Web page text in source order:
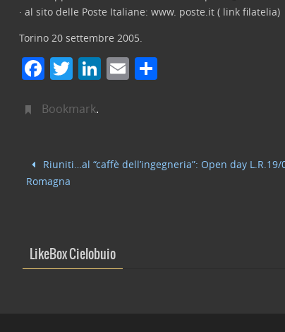
· al sito delle Poste Italiane: www. poste.it ( link filatelia)
Torino 20 settembre 2005.
F
c
b
o
T
itt
Li
dI
E
vi
Bookmark.
Riuniti…al “caffè dell’ingegneria”: Open day L.R.19/
Romagna
LikeBox Cielobuio